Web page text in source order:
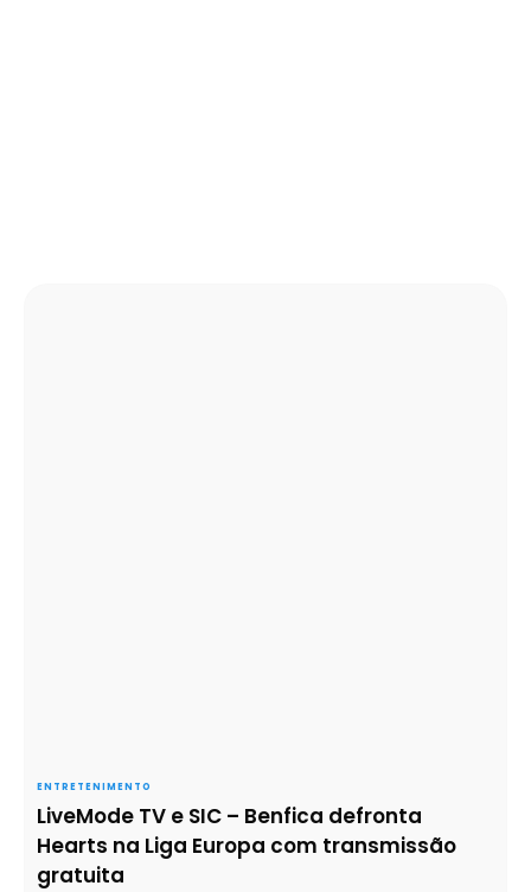
ENTRETENIMENTO
LiveMode TV e SIC – Benfica defronta
Hearts na Liga Europa com transmissão
gratuita